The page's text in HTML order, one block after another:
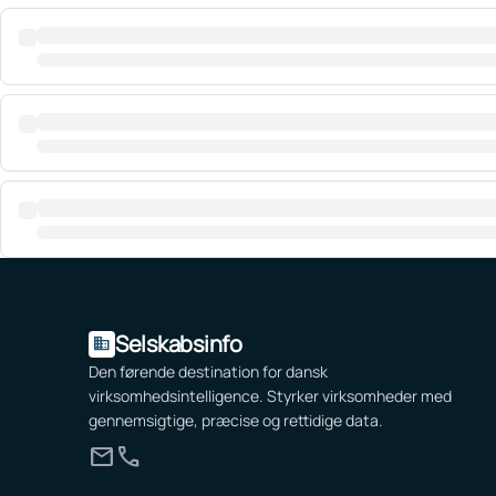
domain Selskabsinfo
Den førende destination for dansk
virksomhedsintelligence. Styrker virksomheder med
gennemsigtige, præcise og rettidige data.
mailcall